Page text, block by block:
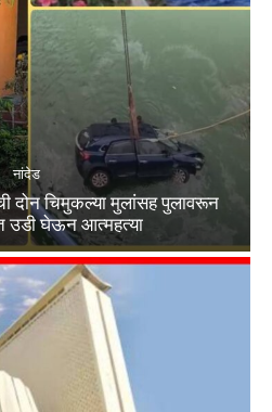
नांदेड
दोन चिमुकल्या मुलांसह पुलावरून
उडी घेऊन आत्महत्या